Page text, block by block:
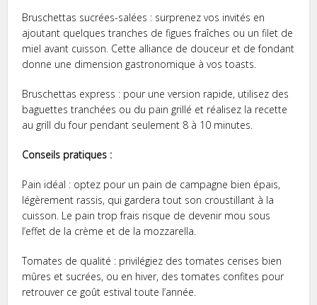
Bruschettas sucrées-salées : surprenez vos invités en
ajoutant quelques tranches de figues fraîches ou un filet de
miel avant cuisson. Cette alliance de douceur et de fondant
donne une dimension gastronomique à vos toasts.
Bruschettas express : pour une version rapide, utilisez des
baguettes tranchées ou du pain grillé et réalisez la recette
au grill du four pendant seulement 8 à 10 minutes.
Conseils pratiques :
Pain idéal : optez pour un pain de campagne bien épais,
légèrement rassis, qui gardera tout son croustillant à la
cuisson. Le pain trop frais risque de devenir mou sous
l’effet de la crème et de la mozzarella.
Tomates de qualité : privilégiez des tomates cerises bien
mûres et sucrées, ou en hiver, des tomates confites pour
retrouver ce goût estival toute l’année.